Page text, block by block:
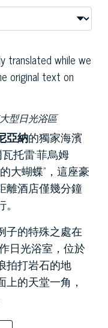
translated while we
original text on
型日光浴區
亞納的獨家海濱
托雷·菲烏姆
大蝴蝶”，這座豪
離酒店僅幾分鐘
子的特殊之處在
日光浴室，位於
拍打岩石的地
的天堂一角，